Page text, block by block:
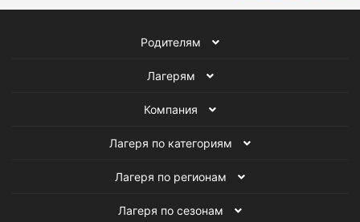
Летние лагеря в Подмосковье
Летние психологические лагеря
Летние образовательные лагеря
Летние лагеря с бассейном
Родителям
Лагерям
Компания
Лагеря по категориям
Лагеря по регионам
Лагеря по сезонам